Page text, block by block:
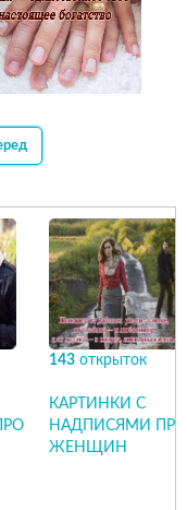
143 открыток
КАРТИНКИ С
НАДПИСЯМИ ПРО
ЖЕНЩИН